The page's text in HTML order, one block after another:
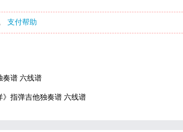
支付帮助
奏谱 六线谱
指弹吉他独奏谱 六线谱